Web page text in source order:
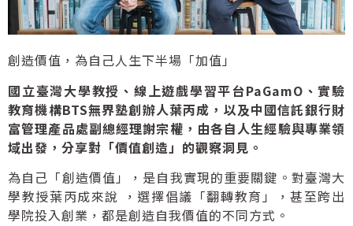
創造價值，為自己人生下半場「加值」
國立臺灣大學教授、線上遊戲學習平台PaGamO、實驗
教育機構BTS無界塾創辦人葉丙成，以及中國信託銀行財
富管理產品處副總經理謝宗權，由各自人生經驗與專業領
域出發，分享對「價值創造」的觀察洞見。
為自己「創造價值」，是自我實現的重要關鍵。對臺灣大
學教授葉丙成來說 ，選擇倡議「翻轉教育」，甚至跨出
學院投入創業，都是創造自我價值的不同方式。